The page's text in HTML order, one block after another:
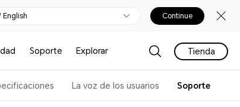
English Continue
Soporte Explorar Tienda
La voz de los usuarios Soporte